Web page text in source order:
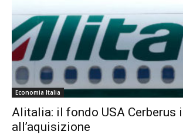
Economia Italia
Alitalia: il fondo USA Cerberus
all’aquisizione